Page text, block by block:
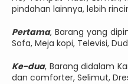
pindahan lainnya, lebih
Pertama, Barang yang
Sofa, Meja kopi, Televisi,
Ke-dua, Barang didalam
dan comforter, Selimut,